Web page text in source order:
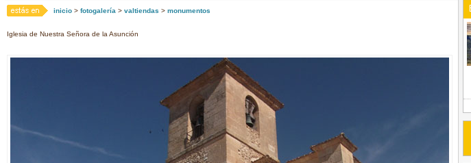
inicio > fotogalería > valtiendas > monumentos
Iglesia de Nuestra Señora de la Asunción